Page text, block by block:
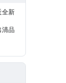
全新
清品